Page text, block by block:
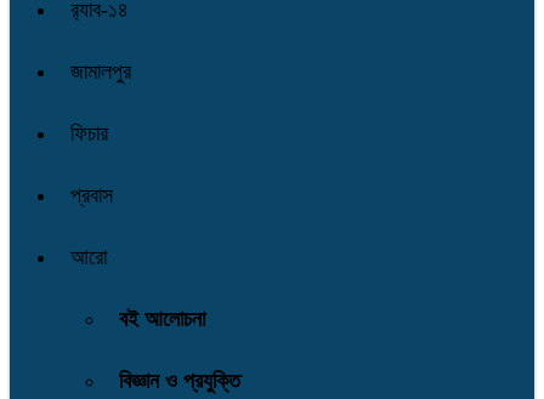
র‌্যাব-১৪
জামালপুর
ফিচার
প্রবাস
আরো
বই আলোচনা
বিজ্ঞান ও প্রযুক্তি